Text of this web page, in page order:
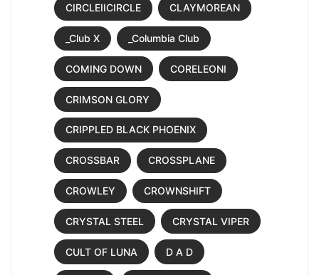
CIRCLEIICIRCLE CLAYMOREAN
_Club X _Columbia Club
COMING DOWN CORELEONI
CRIMSON GLORY
CRIPPLED BLACK PHOENIX
CROSSBAR CROSSPLANE
CROWLEY CROWNSHIFT
CRYSTAL STEEL CRYSTAL VIPER
CULT OF LUNA D A D